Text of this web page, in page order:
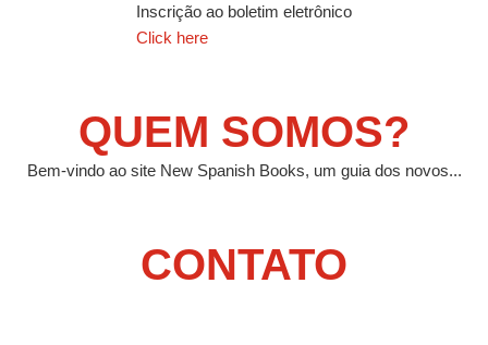
Inscrição ao boletim eletrônico
Click here
QUEM SOMOS?
Bem-vindo ao site New Spanish Books, um guia dos novos...
CONTATO